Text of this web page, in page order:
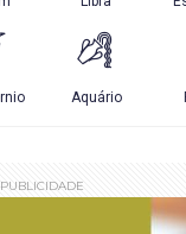
PUBLICIDADE